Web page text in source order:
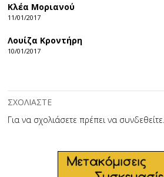
Κλέα Μοριανού
11/01/2017
Λουίζα Κροντήρη
10/01/2017
ΣΧΟΛΙΑΣΤΕ
Για να σχολιάσετε πρέπει να συνδεθείτε.